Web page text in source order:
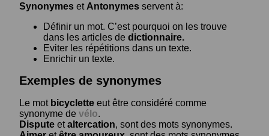
Synonymes et Antonymes servent à:
Définir un mot. C’est pourquoi on les trouve
dans les articles de dictionnaire.
Eviter les répétitions dans un texte.
Enrichir un texte.
Exemples de synonymes
Le mot bicyclette eut être considéré comme
synonyme de vélo.
Dispute etaltercation, sont des mots synonymes.